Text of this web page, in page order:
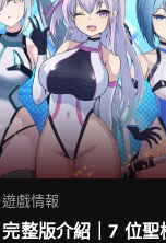
遊戲情報
完整版介紹｜7 位